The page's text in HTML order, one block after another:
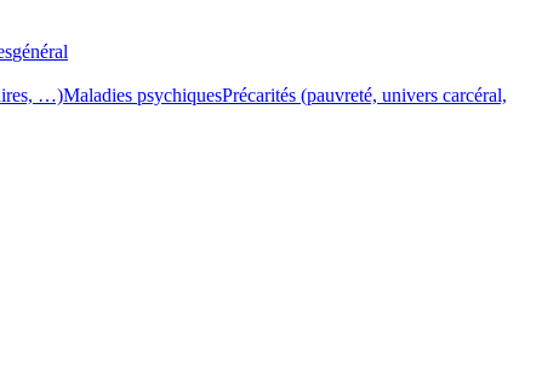
général
…)Maladies psychiquesPrécarités (pauvreté, univers carcéral,